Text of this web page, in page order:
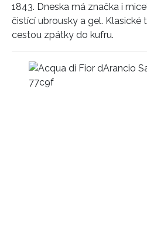
1843. Dneska má značka i
čistící ubrousky a gel. Klasické
cestou zpátky do kufru.